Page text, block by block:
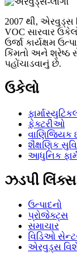
2007 થી, એરવુડ્સ
VOC સારવાર
ઉર્જા કાર્યક્ષમ
કિંમતો અને શ્રેષ્ઠ
પહોંચાડવાનું છે.
ઉકેલો
ફેક્ટરીઓ
વાણિજ્યિક
શૈક્ષણિક
આધુનિક
ઝડપી લિંક્સ
ઉત્પાદનો
પ્રોજેક્ટ્સ
સમાચાર
વિડિઓ
એરવુડ્સ